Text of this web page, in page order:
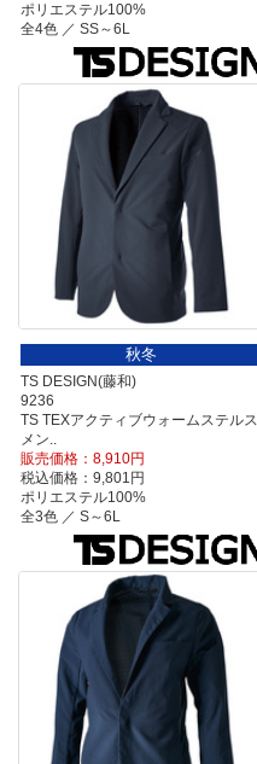
ポリエステル100%
全4色 ／ SS～6L
秋冬
TS DESIGN(藤和)
9236
TS TEXアクティブウォームステルス
メン..
販売価格：8,910円
税込価格：9,801円
ポリエステル100%
全3色 ／ S～6L